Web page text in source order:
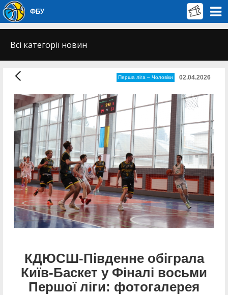
ФБУ
Всі категорії новин
Перша лiга – Чоловiки 02.04.2026
КДЮСШ-Південне обіграла
Київ-Баскет у Фіналі восьми
Першої ліги: фотогалерея